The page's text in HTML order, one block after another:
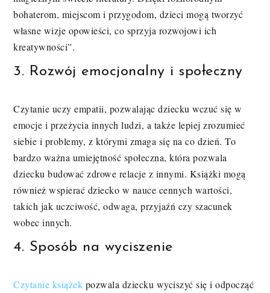
bohaterom, miejscom i przygodom, dzieci mogą tworzyć
własne wizje opowieści, co sprzyja rozwojowi ich
kreatywności”.
3. Rozwój emocjonalny i społeczny
Czytanie uczy empatii, pozwalając dziecku wczuć się w
emocje i przeżycia innych ludzi, a także lepiej zrozumieć
siebie i problemy, z którymi zmaga się na co dzień. To
bardzo ważna umiejętność społeczna, która pozwala
dziecku budować zdrowe relacje z innymi. Książki mogą
również wspierać dziecko w nauce cennych wartości,
takich jak uczciwość, odwaga, przyjaźń czy szacunek
wobec innych.
4. Sposób na wyciszenie
Czytanie książek pozwala dziecku wyciszyć się i odpocząć